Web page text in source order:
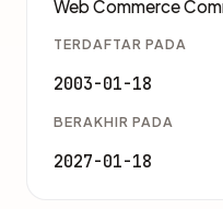
Web Commerce
TERDAFTAR PADA
2003-01-18
BERAKHIR PADA
2027-01-18